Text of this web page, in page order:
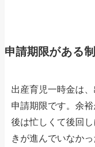
申請期限がある
出産育児一時金は
申請期限です。余
後は忙しくて後回
きが進んでいなか